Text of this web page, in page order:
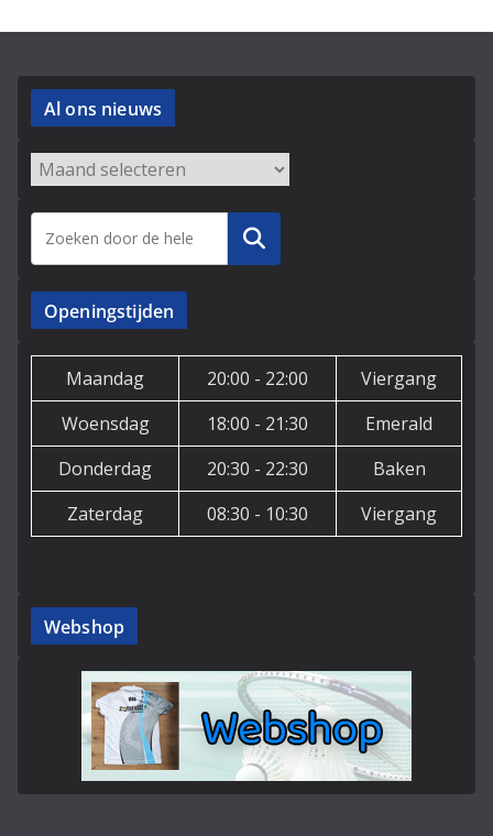
Al ons nieuws
Archieven
Zoeken
Openingstijden
Maandag 20:00 - 22:00
Viergang
Woensdag
18:00 - 21:30
Emerald
Donderdag
20:30 - 22:30
Baken
Zaterdag
08:30 - 10:30 Viergang
Webshop